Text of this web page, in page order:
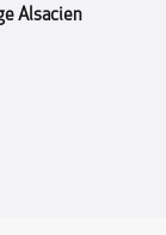
Alsacien